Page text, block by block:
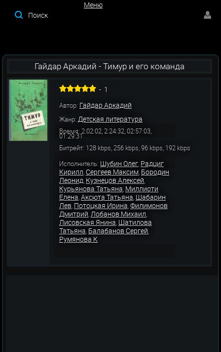
Меню
Гайдар Аркадий - Тимур и его команда
- 1
Автор: Гайдар Аркадий
Жанр:Детская литература
Время: 2:02:02, 2:24:32, 02:57:03,
01:29:31
Битрейт: 128 kbps, 256 kbps, 96 kbps, 192 kbps
Исполнитель: Шубин Олег, Радциг
Кирилл,Сергеев Максим, Бородин
Леонид, Кузнецов Алексей,
Курьянова Татьяна, Миллиоти
Елена,Аксюта Татьяна, Шабарин
Лев, Потоцкая Ирина,Филимонов
Дмитрий,Лобанов Михаил,
Лисовская Янина, Шатилова
Татьяна, Балабанов Сергей,
Румянова К